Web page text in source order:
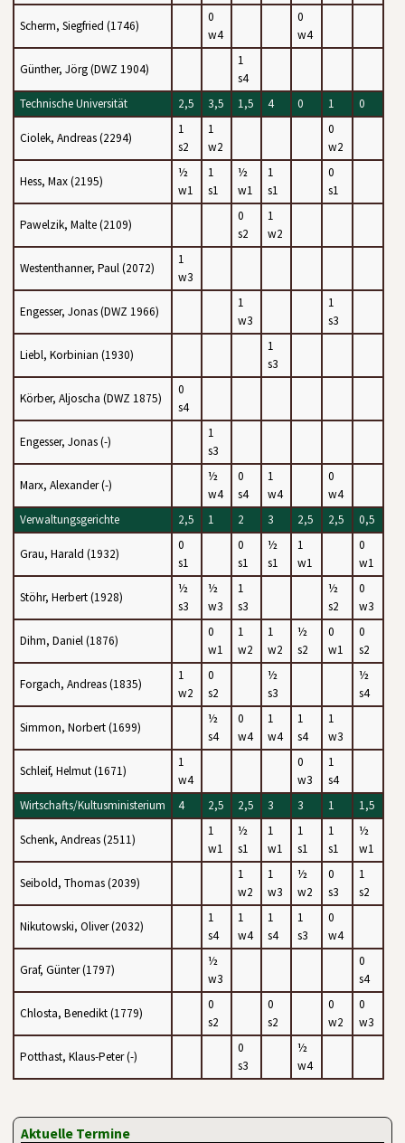
Scherm, Siegfried (1746)
0
w4
0
w4
Günther, Jörg (DWZ 1904)
1
s4
Technische Universität
2,5 3,5 1,5 4 0 1 0
Ciolek, Andreas (2294)
1
s2
1
w2
0
w2
Hess, Max (2195)
½
w1
1
s1
½
w1
1
s1
0
s1
Pawelzik, Malte (2109)
0
s2
1
w2
Westenthanner, Paul (2072)
1
w3
Engesser, Jonas (DWZ 1966)
1
w3
1
s3
Liebl, Korbinian (1930)
1
s3
Körber, Aljoscha (DWZ 1875)
0
s4
Engesser, Jonas (-)
1
s3
Marx, Alexander (-)
½
w4
0
s4
1
w4
0
w4
Verwaltungsgerichte
2,5 1 2 3 2,5 2,5 0,5
Grau, Harald (1932)
0
s1
0
s1
½
s1
1
w1
0
w1
Stöhr, Herbert (1928)
½
s3
½
w3
1
s3
½
s2
0
w3
Dihm, Daniel (1876)
0
w1
1
w2
1
w2
½
s2
0
w1
0
s2
Forgach, Andreas (1835)
1
w2
0
s2
½
s3
½
s4
Simmon, Norbert (1699)
½
s4
0
w4
1
w4
1
s4
1
w3
Schleif, Helmut (1671)
1
w4
0
w3
1
s4
Wirtschafts/Kultusministerium
4 2,5 2,5 3 3 1 1,5
Schenk, Andreas (2511)
1
w1
½
s1
1
w1
1
s1
1
s1
½
w1
Seibold, Thomas (2039)
1
w2
1
w3
½
w2
0
s3
1
s2
Nikutowski, Oliver (2032)
1
s4
1
w4
1
s4
1
s3
0
w4
Graf, Günter (1797)
½
w3
0
s4
Chlosta, Benedikt (1779)
0
s2
0
s2
0
w2
0
w3
Potthast, Klaus-Peter (-)
0
s3
½
w4
Aktuelle Termine